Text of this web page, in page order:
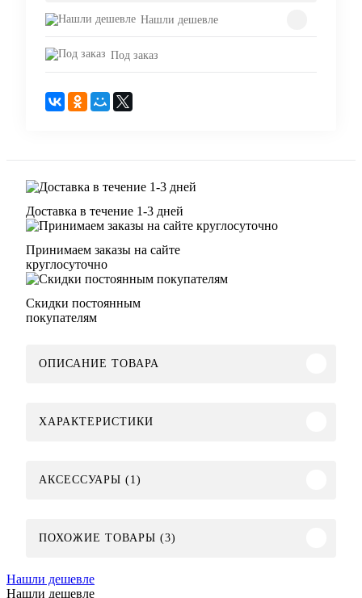
Нашли дешевле
Под заказ
Доставка в течение 1-3 дней
Принимаем заказы на сайте
круглосуточно
Скидки постоянным
покупателям
ОПИСАНИЕ ТОВАРА
ХАРАКТЕРИСТИКИ
АКСЕССУАРЫ (1)
ПОХОЖИЕ ТОВАРЫ (3)
Нашли дешевле
Нашли дешевле